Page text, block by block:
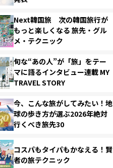
Next韓国旅 次の韓国旅行が
もっと楽しくなる 旅先・グル
メ・テクニック
旬な“あの人”が「旅」をテー
マに語るインタビュー連載 MY
TRAVEL STORY
今、こんな旅がしてみたい！地
球の歩き方が選ぶ2026年絶対
行くべき旅先30
コスパもタイパもかなえる！賢
者の旅テクニック